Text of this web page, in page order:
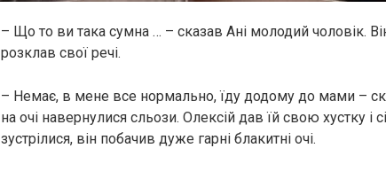
– Що то ви така сумна … – сказав Ані молодий чоловік.
розклав свої речі.
– Немає, в мене все нормально, їду додому до мами –
на очі навернулися сльози. Олексій дав їй свою хустку і
зустрілися, він побачив дуже гарні блакитні очі.